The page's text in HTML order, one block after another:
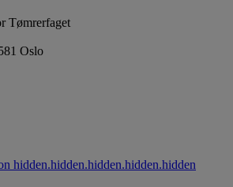
Tømrerfaget
Oslo
hidden.hidden.hidden.hidden.hidden